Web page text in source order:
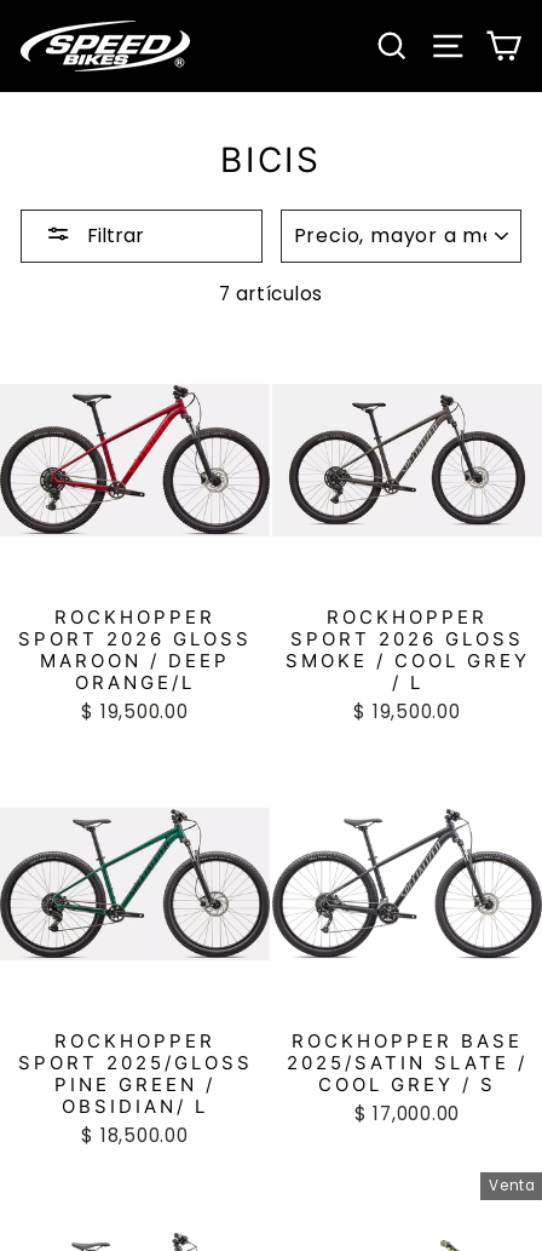
directamente
contenido
BUSCAR
BICIS
Filtrar
7 artículos
ROCKHOPPER
SPORT 2026 GLOSS
MAROON / DEEP
ORANGE/L
$ 19,500.00
ROCKHOPPER
SPORT 2026 GLOSS
SMOKE / COOL GREY
/ L
$ 19,500.00
ROCKHOPPER
SPORT 2025/GLOSS
PINE GREEN /
OBSIDIAN/ L
$ 18,500.00
ROCKHOPPER BASE
2025/SATIN SLATE /
COOL GREY / S
$ 17,000.00
Venta